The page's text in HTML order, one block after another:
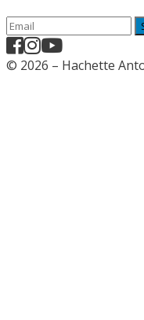
© 2026 – Hachette